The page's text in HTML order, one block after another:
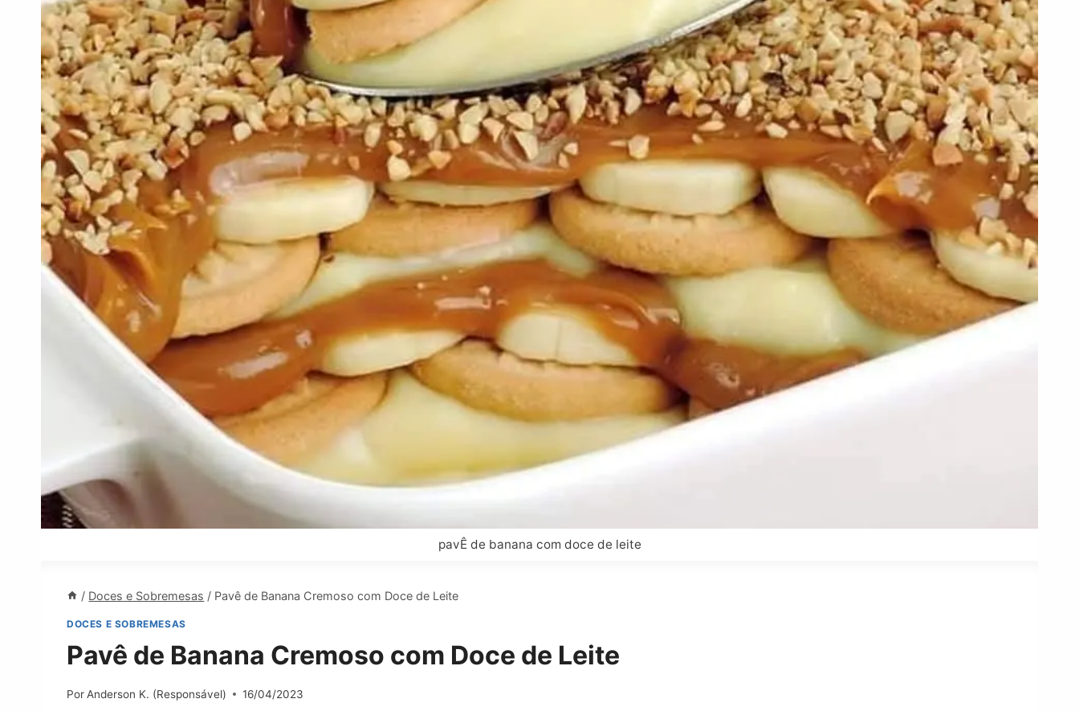
pavÊ de banana com doce de leite
/ Doces e Sobremesas / Pavê de Banana Cremoso com Doce de Leite
DOCES E SOBREMESAS
Pavê de Banana Cremoso com Doce de Leite
Por Anderson K. (Responsável) 16/04/2023